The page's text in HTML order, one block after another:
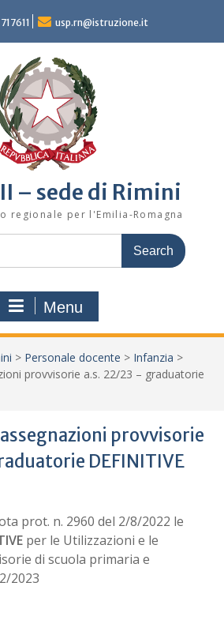
usp.rn@istruzione.it
– sede di Rimini
regionale per l'Emilia-Romagna
Menu
> Personale docente > Infanzia >
provvisorie a.s. 22/23 – graduatorie
provvisorie
DEFINITIVE
prot. n. 2960 del 2/8/2022 le
per le Utilizzazioni e le
di scuola primaria e
2023